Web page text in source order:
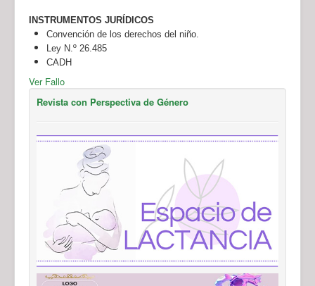
INSTRUMENTOS JURÍDICOS
Convención de los derechos del niño.
Ley N.º 26.485
CADH
Ver Fallo
Revista con Perspectiva de Género